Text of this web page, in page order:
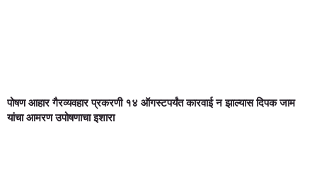
पोषण आहार गैरव्यवहार प्रकरणी १४ ऑगस्टपर्यंत कारवाई न झाल्यास दिपक जाम
यांचा आमरण उपोषणाचा इशारा